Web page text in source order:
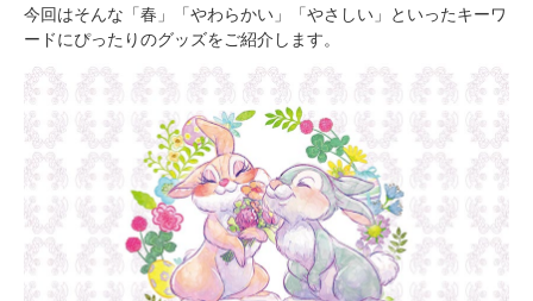
今回はそんな「春」「やわらかい」「やさしい」といったキーワ
ードにぴったりのグッズをご紹介します。